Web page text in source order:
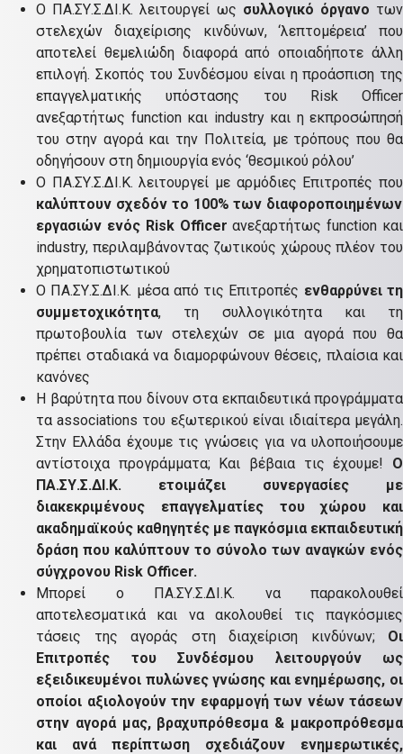
Ο ΠΑ.ΣΥ.Σ.ΔΙ.Κ. λειτουργεί ως συλλογικό όργανο των
στελεχών διαχείρισης κινδύνων, ‘λεπτομέρεια’ που
αποτελεί θεμελιώδη διαφορά από οποιαδήποτε άλλη
επιλογή. Σκοπός του Συνδέσμου είναι η προάσπιση της
επαγγελματικής υπόστασης του Risk Officer
ανεξαρτήτως function και industry και η εκπροσώπησή
του στην αγορά και την Πολιτεία, με τρόπους που θα
οδηγήσουν στη δημιουργία ενός ‘θεσμικού ρόλου’
Ο ΠΑ.ΣΥ.Σ.ΔΙ.Κ. λειτουργεί με αρμόδιες Επιτροπές που
καλύπτουν σχεδόν το 100% των διαφοροποιημένων
εργασιών ενός Risk Officer ανεξαρτήτως function και
industry, περιλαμβάνοντας ζωτικούς χώρους πλέον του
χρηματοπιστωτικού
Ο ΠΑ.ΣΥ.Σ.ΔΙ.Κ. μέσα από τις Επιτροπές ενθαρρύνει τη
συμμετοχικότητα, τη συλλογικότητα και τη
πρωτοβουλία των στελεχών σε μια αγορά που θα
πρέπει σταδιακά να διαμορφώνουν θέσεις, πλαίσια και
κανόνες
Η βαρύτητα που δίνουν στα εκπαιδευτικά προγράμματα
τα associations του εξωτερικού είναι ιδιαίτερα μεγάλη.
Στην Ελλάδα έχουμε τις γνώσεις για να υλοποιήσουμε
αντίστοιχα προγράμματα; Και βέβαια τις έχουμε! Ο
ΠΑ.ΣΥ.Σ.ΔΙ.Κ. ετοιμάζει συνεργασίες με
διακεκριμένους επαγγελματίες του χώρου και
ακαδημαϊκούς καθηγητές με παγκόσμια εκπαιδευτική
δράση που καλύπτουν το σύνολο των αναγκών ενός
σύγχρονου Risk Officer.
Μπορεί ο ΠΑ.ΣΥ.Σ.ΔΙ.Κ. να παρακολουθεί
αποτελεσματικά και να ακολουθεί τις παγκόσμιες
τάσεις της αγοράς στη διαχείριση κινδύνων;Οι
Επιτροπές του Συνδέσμου λειτουργούν ως
εξειδικευμένοι πυλώνες γνώσης και ενημέρωσης, οι
οποίοι αξιολογούν την εφαρμογή των νέων τάσεων
στην αγορά μας, βραχυπρόθεσμα & μακροπρόθεσμα
και ανά περίπτωση σχεδιάζουν ενημερωτικές,